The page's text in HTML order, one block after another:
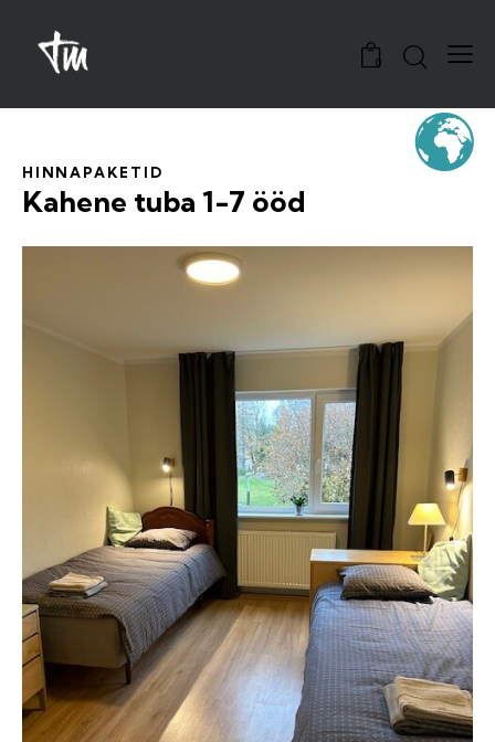
0
HINNAPAKETID
Kahene tuba 1-7 ööd